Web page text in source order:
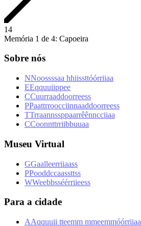
14
Memória 1 de 4: Capoeira
Sobre nós
NNoossssaa hhiissttóórriiaa
EEqquuiippee
CCuurraaddoorreess
PPaattrroocciinnaaddoorreess
TTrraannssppaarrêênncciiaa
CCoonnttrriibbuuaa
Museu Virtual
GGaalleerriiaass
PPooddccaassttss
WWeebbsséérriieess
Para a cidade
AAqquuii tteemm mmeemmóórriiaa